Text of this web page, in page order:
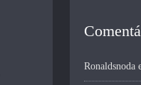
Ronaldsnoda